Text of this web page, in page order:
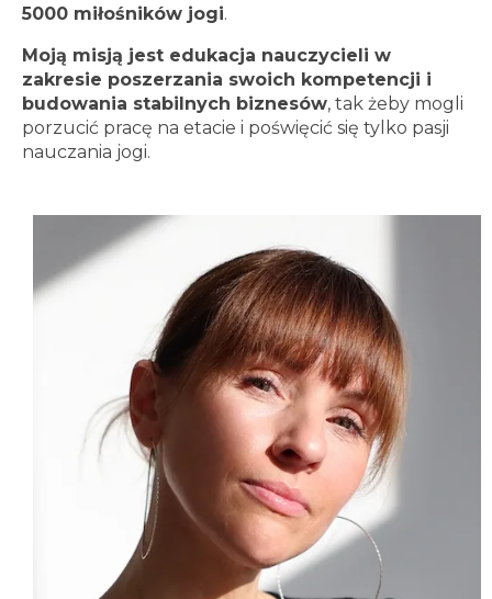
5000 miłośników jogi.
Moją misją jest edukacja nauczycieli w
zakresie poszerzania swoich kompetencji i
budowania stabilnych biznesów, tak żeby mogli
porzucić pracę na etacie i poświęcić się tylko pasji
nauczania jogi.